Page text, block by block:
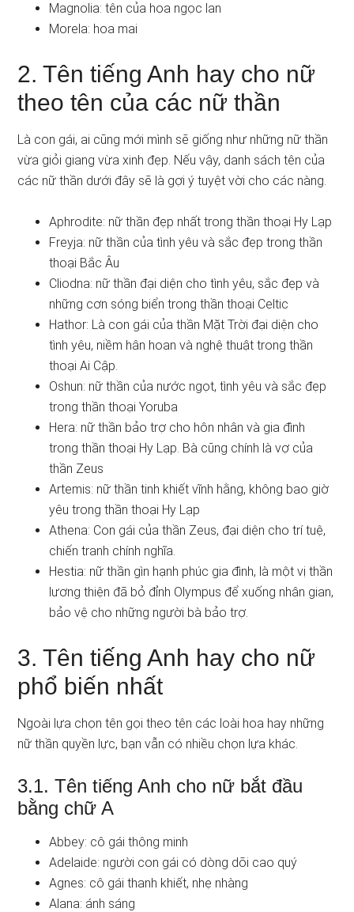
Magnolia: tên của hoa ngọc lan
Morela: hoa mai
2. Tên tiếng Anh hay cho nữ
theo tên của các nữ thần
Là con gái, ai cũng mới mình sẽ giống như những nữ thần
vừa giỏi giang vừa xinh đẹp. Nếu vậy, danh sách tên của
các nữ thần dưới đây sẽ là gợi ý tuyệt vời cho các nàng.
Aphrodite: nữ thần đẹp nhất trong thần thoại Hy Lạp
Freyja: nữ thần của tình yêu và sắc đẹp trong thần
thoại Bắc Âu
Cliodna: nữ thần đại diện cho tình yêu, sắc đẹp và
những cơn sóng biển trong thần thoại Celtic
Hathor: Là con gái của thần Mặt Trời đại diện cho
tình yêu, niềm hân hoan và nghệ thuật trong thần
thoại Ai Cập.
Oshun: nữ thần của nước ngọt, tình yêu và sắc đẹp
trong thần thoại Yoruba
Hera: nữ thần bảo trợ cho hôn nhân và gia đình
trong thần thoại Hy Lạp. Bà cũng chính là vợ của
thần Zeus
Artemis: nữ thần tinh khiết vĩnh hằng, không bao giờ
yêu trong thần thoại Hy Lạp
Athena: Con gái của thần Zeus, đại diện cho trí tuệ,
chiến tranh chính nghĩa.
Hestia: nữ thần gìn hạnh phúc gia đình, là một vị thần
lương thiện đã bỏ đỉnh Olympus để xuống nhân gian,
bảo vệ cho những người bà bảo trợ.
3. Tên tiếng Anh hay cho nữ
phổ biến nhất
Ngoài lựa chọn tên gọi theo tên các loài hoa hay những
nữ thần quyền lực, bạn vẫn có nhiều chọn lựa khác.
3.1. Tên tiếng Anh cho nữ bắt đầu
bằng chữ A
Abbey: cô gái thông minh
Adelaide: người con gái có dòng dõi cao quý
Agnes: cô gái thanh khiết, nhẹ nhàng
Alana: ánh sáng